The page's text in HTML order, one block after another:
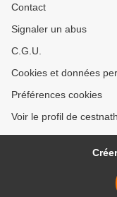
Contact
Signaler un abus
C.G.U.
Cookies et données
Préférences cookies
Voir le profil de